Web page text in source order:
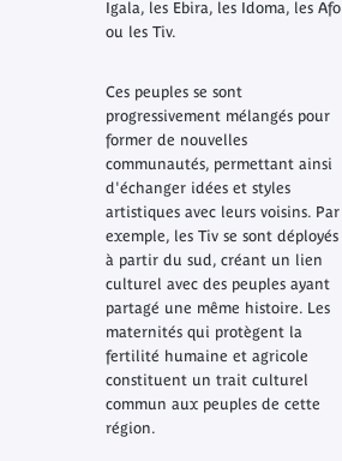
Igala, les Ebira, les Idoma, les Afo
ou les Tiv.
Ces peuples se sont
progressivement mélangés pour
former de nouvelles
communautés, permettant ainsi
d'échanger idées et styles
artistiques avec leurs voisins. Par
exemple, les Tiv se sont déployés
à partir du sud, créant un lien
culturel avec des peuples ayant
partagé une même histoire. Les
maternités qui protègent la
fertilité humaine et agricole
constituent un trait culturel
commun aux peuples de cette
région.